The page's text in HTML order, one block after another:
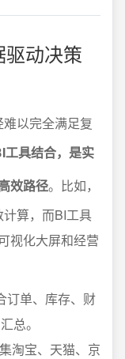
动决策
以完全满足复
具结合，是实
效路径。比如，
算，而BI工具
视化大屏和经营
订单、库存、财
总。
淘宝、天猫、京